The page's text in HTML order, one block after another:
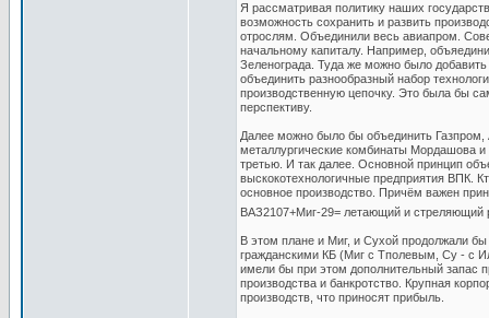
Я рассматривая политику наших
возможность сохранить и развить
отрослям. Объединили весь авиапром.
начальному капиталу. Например,
Зеленограда. Туда же можно было
объединить разнообразный набор
производственную цепочку. Это была бы
перспективу.
Далее можно было бы объединить
металлургические комбинаты Мордашова
третью. И так далее. Основной принцип
выскокотехнологичные предприятия ВПК.
основное производство. Причём важен
ВАЗ2107+Миг-29= летающий и стреляющий
В этом плане и Миг, и Сухой продолжали
гражданскими КБ (Миг с Тполевым, Су - с
имели бы при этом дополнительный запас
производства и банкротство. Крупная
производств, что приносят прибыль.